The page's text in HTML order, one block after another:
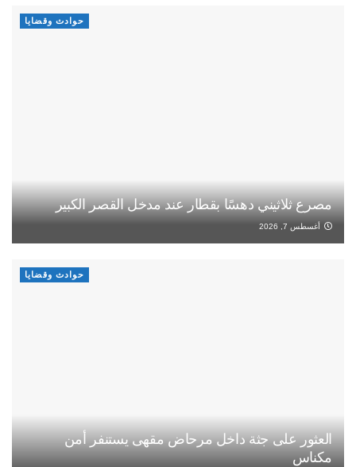
حوادث وقضايا
مصرع ثلاثيني دهسًا بقطار عند مدخل القصر الكبير
أغسطس 7, 2026
حوادث وقضايا
العثور على جثة داخل مرحاض مقهى يستنفر أمن
مكناس